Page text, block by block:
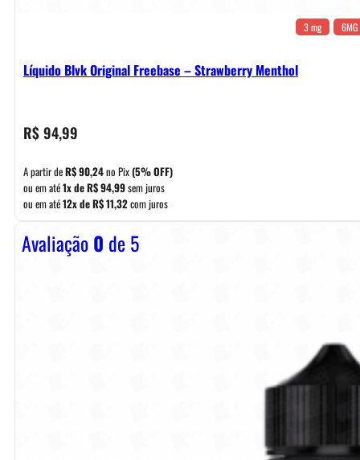
3 mg 6MG
Líquido Blvk Original Freebase – Strawberry Menthol
R$94,99
A partir deR$90,24no Pix(5% OFF)
ou em até1x deR$94,99sem juros
ou em até12x deR$11,32com juros
Avaliação0 de 5